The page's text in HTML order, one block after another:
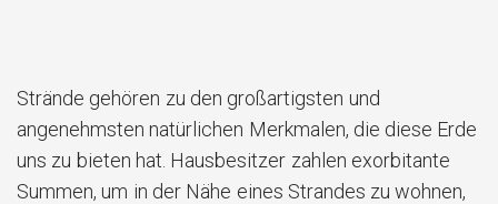
Strände gehören zu den großartigsten und
angenehmsten natürlichen Merkmalen, die diese Erde
uns zu bieten hat. Hausbesitzer zahlen exorbitante
Summen, um in der Nähe eines Strandes zu wohnen,